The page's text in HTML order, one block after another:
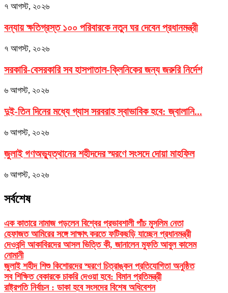
৭ আগস্ট, ২০২৬
বন্যায় ক্ষতিগ্রস্ত ১০০ পরিবারকে নতুন ঘর দেবেন প্রধানমন্ত্রী
৭ আগস্ট, ২০২৬
সরকারি-বেসরকারি সব হাসপাতাল-ক্লিনিকের জন্য জরুরি নির্দেশ
৬ আগস্ট, ২০২৬
দুই-তিন দিনের মধ্যে গ্যাস সরবরাহ স্বাভাবিক হবে: জ্বালানি...
৬ আগস্ট, ২০২৬
জুলাই গণঅভ্যুত্থানের শহীদদের স্মরণে সংসদে দোয়া মাহফিল
৬ আগস্ট, ২০২৬
সর্বশেষ
এক কাতারে নামাজ পড়লেন বিশ্বের প্রভাবশালী পাঁচ মুসলিম নেতা
হেফাজত আমিরের সঙ্গে সাক্ষাৎ করতে ফটিকছড়ি যাচ্ছেন প্রধানমন্ত্রী
দেওবন্দি আকাবিরদের আসল ভিত্তি কী, জানালেন মুফতি আবুল কাসেম
নোমানী
জুলাই শহীদ শিশু কিশোরদের স্মরণে চিত্রাঙ্কন প্রতিযোগিতা অনুষ্ঠিত
সব শিক্ষিত বেকারকে চাকরি দেওয়া হবে: বিমান প্রতিমন্ত্রী
রাষ্ট্রপতি নির্বাচন : ডাকা হবে সংসদের বিশেষ অধিবেশন